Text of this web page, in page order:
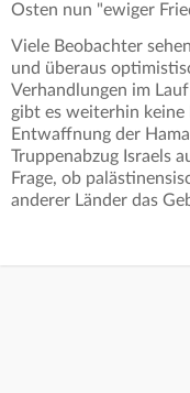
Osten nun "ewiger
Viele Beobachter
und überaus
Verhandlungen im
gibt es weiterhin keine
Entwaffnung der
Truppenabzug Israels
Frage, ob
anderer Länder das